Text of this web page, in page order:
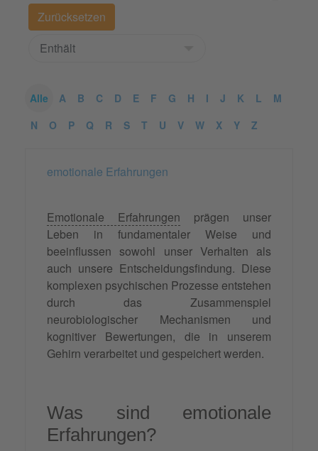
Alle A B C D E F G H I J K L
M
N
O P Q R S T U V W X Y Z
emotionale Erfahrungen
Emotionale Erfahrungen prägen unser
Leben in fundamentaler Weise und
beeinflussen sowohl unser Verhalten als
auch unsere Entscheidungsfindung. Diese
komplexen psychischen Prozesse entstehen
durch das Zusammenspiel
neurobiologischer Mechanismen und
kognitiver Bewertungen, die in unserem
Gehirn verarbeitet und gespeichert werden.
Was sind emotionale
Erfahrungen?